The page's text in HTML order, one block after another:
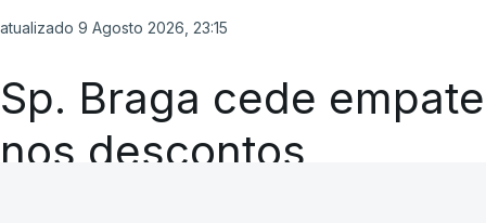
atualizado 9 Agosto 2026, 23:15
Sp. Braga cede empate
nos descontos